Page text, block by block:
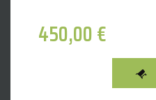
450,00€